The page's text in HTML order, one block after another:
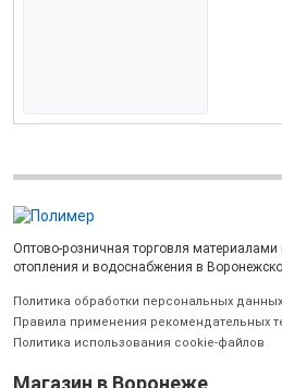
Оптово-розничная торговля
отопления и водоснабжения в
Политика обработки персональных данных
Правила применения рекомендательных
Политика использования cookie-файлов